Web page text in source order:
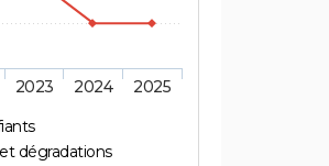
dégradations
2023 2024 2025